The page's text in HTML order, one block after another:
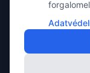
Vredestein